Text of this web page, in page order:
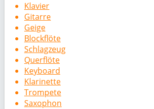
Klavier
Gitarre
Geige
Blockflöte
Schlagzeug
Querflöte
Keyboard
Klarinette
Trompete
Saxophon